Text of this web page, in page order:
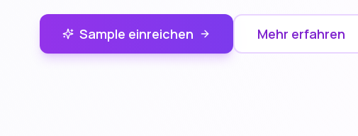
Sample einreichen Mehr erfahren